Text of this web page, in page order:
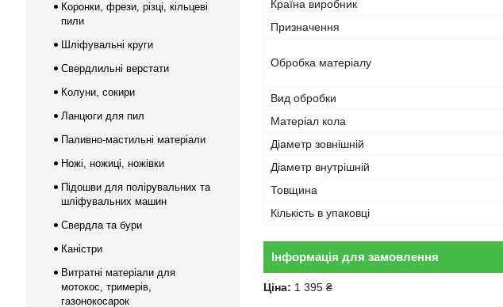
Країна виробник
Призначення
Обробка матеріалу
Вид обробки
Матеріал кола
Діаметр зовнішній
Діаметр внутрішній
Товщина
Кількість в упаковці
Інформація для замовлення
Ціна: 1 395 ₴
Коронки, фрези, різці, кільцеві
пили
Шліфувальні круги
Свердлильні верстати
Колуни, сокири
Ланцюги для пил
Паливно-мастильні матеріали
Ножі, ножиці, ножівки
Підошви для полірувальних та
шліфувальних машин
Свердла та бури
Каністри
Витратні матеріали для
мотокос, тримерів,
газонокосарок